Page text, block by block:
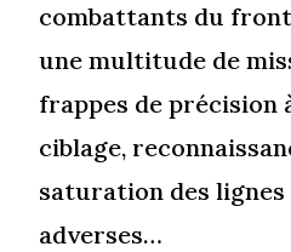
combattants du
une multitude de
frappes de précision
ciblage,
saturation des lignes
adverses…